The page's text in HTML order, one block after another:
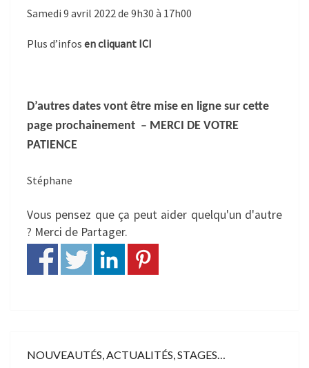
Samedi 9 avril 2022 de 9h30 à 17h00
Plus d’infos en cliquant ICI
D’autres dates vont être mise en ligne sur cette
page prochainement – MERCI DE VOTRE
PATIENCE
Stéphane
Vous pensez que ça peut aider quelqu'un d'autre
? Merci de Partager.
NOUVEAUTÉS, ACTUALITÉS, STAGES…